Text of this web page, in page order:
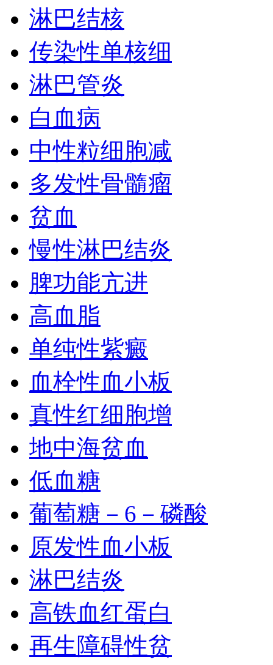
淋巴结核
传染性单核细
淋巴管炎
白血病
中性粒细胞减
多发性骨髓瘤
贫血
慢性淋巴结炎
脾功能亢进
高血脂
单纯性紫癜
血栓性血小板
真性红细胞增
地中海贫血
低血糖
葡萄糖－6－磷酸
原发性血小板
淋巴结炎
高铁血红蛋白
再生障碍性贫